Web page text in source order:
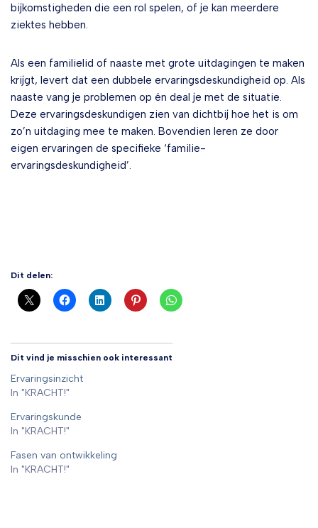
bijkomstigheden die een rol spelen, of je kan meerdere
ziektes hebben.
Als een familielid of naaste met grote uitdagingen te maken
krijgt, levert dat een dubbele ervaringsdeskundigheid op. Als
naaste vang je problemen op én deal je met de situatie.
Deze ervaringsdeskundigen zien van dichtbij hoe het is om
zo’n uitdaging mee te maken. Bovendien leren ze door
eigen ervaringen de specifieke ‘familie-
ervaringsdeskundigheid’.
Dit delen:
Dit vind je misschien ook interessant
Ervaringsinzicht
In "KRACHT!"
Ervaringskunde
In "KRACHT!"
Fasen van ontwikkeling
In "KRACHT!"